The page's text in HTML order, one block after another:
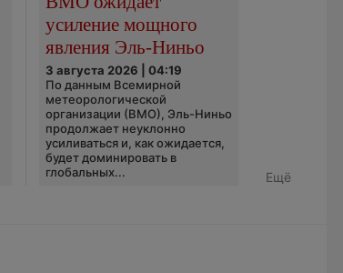
усиление мощного
явления Эль-Ниньо
3 августа 2026 | 04:19
По данным Всемирной
метеорологической
организации (ВМО), Эль-Ниньо
продолжает неуклонно
усиливаться и, как ожидается,
будет доминировать в
глобальных...
Ещё